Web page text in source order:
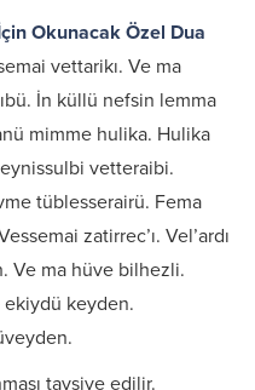
Okunacak Özel Dua
vettarikı. Ve ma
İn küllü nefsin lemma
mimme hulika. Hulika
vetteraibi.
tüblesserairü. Fema
zatirrec’ı. Vel’ardı
Ve ma hüve bilhezli.
keyden.
tavsiye edilir.